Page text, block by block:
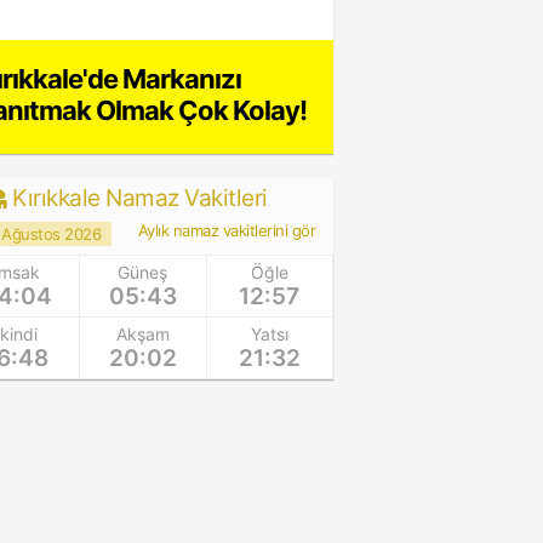
Markanızı
Olmak Çok Kolay!
Kırıkkale Namaz Vakitleri
2026 Aylık namaz vakitlerini gör
Güneş
05:43
Öğle
12:57
Akşam
20:02
Yatsı
21:32